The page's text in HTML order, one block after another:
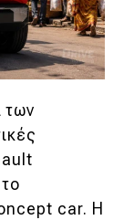
των
car. Η